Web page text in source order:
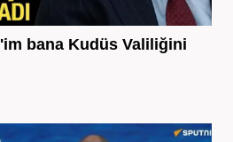
bana Kudüs Valiliğini